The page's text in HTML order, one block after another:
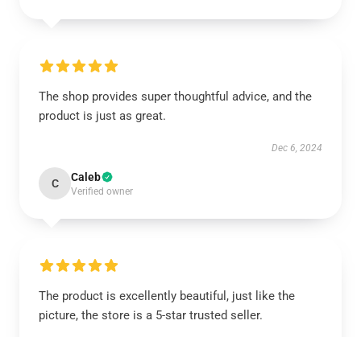
The shop provides super thoughtful advice, and the
product is just as great.
Dec 6, 2024
C Caleb
Verified owner
The product is excellently beautiful, just like the
picture, the store is a 5-star trusted seller.